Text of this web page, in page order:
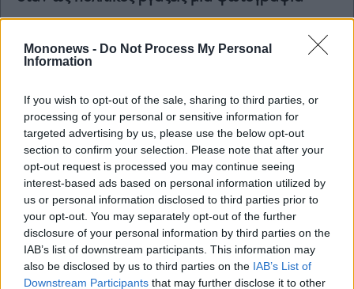
Mononews - Do Not Process My Personal
Information
If you wish to opt-out of the sale, sharing to third parties, or
processing of your personal or sensitive information for
targeted advertising by us, please use the below opt-out
section to confirm your selection. Please note that after your
opt-out request is processed you may continue seeing
interest-based ads based on personal information utilized by
us or personal information disclosed to third parties prior to
your opt-out. You may separately opt-out of the further
disclosure of your personal information by third parties on the
IAB’s list of downstream participants. This information may
also be disclosed by us to third parties on the IAB’s List of
Downstream Participants that may further disclose it to other
Life & Style
Μαρίνα Πατούλη: Το GNTM είναι τηλεοπτικό
σκουπίδι, προσβάλλει τη νέα γενιά και τη